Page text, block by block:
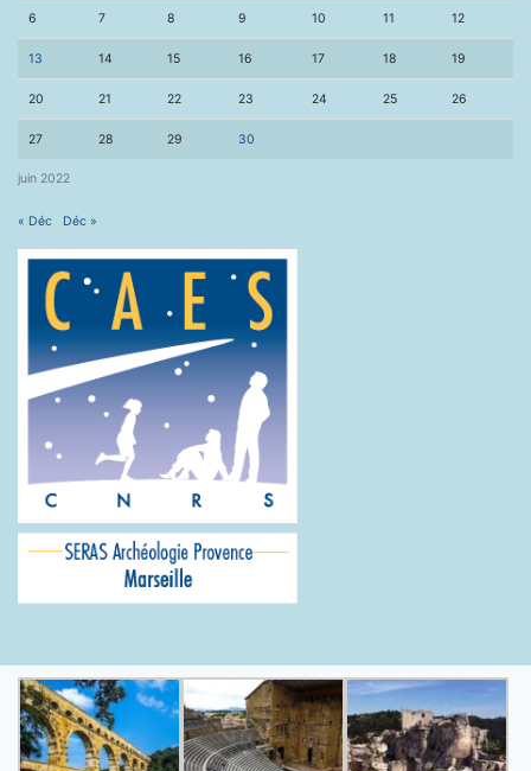
juin 2022
6 7 8 9 10 11 12
13 14 15 16 17 18 19
20 21 22 23 24 25 26
27 28 29 30
« Déc Déc »